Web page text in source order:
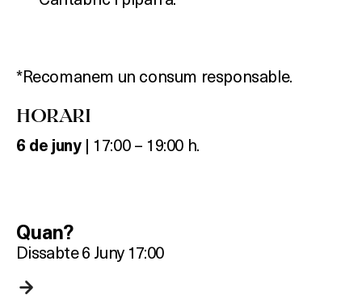
*Recomanem un consum responsable.
HORARI
6 de juny| 17:00 – 19:00 h.
Quan?
Dissabte 6 Juny 17:00